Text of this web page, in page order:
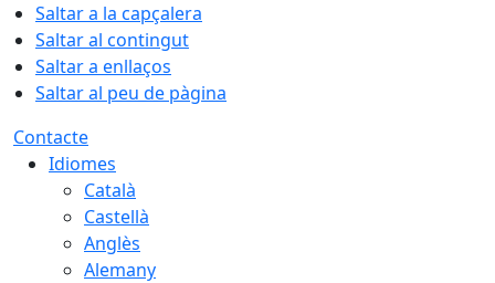
Saltar a la capçalera
Saltar al contingut
Saltar a enllaços
Saltar al peu de pàgina
Contacte
Idiomes
Català
Castellà
Anglès
Alemany